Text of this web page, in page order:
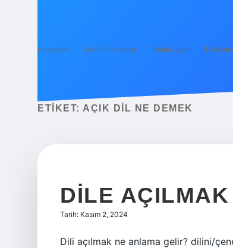
Anasayfa Gizlilik Politikası Yasal Uyarı
ETIKET: AÇIK DIL NE DEMEK
DILE
Tarih: Kasım 2, 2024
Dili açılmak ne anlama gelir? dilini/